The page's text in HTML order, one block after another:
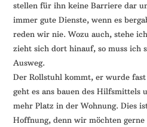
stellen für ihn keine Barriere dar
immer gute Dienste, wenn es
reden wir nie. Wozu auch, stehe
zieht sich dort hinauf, so muss ich
Ausweg.
Der Rollstuhl kommt, er wurde
geht es ans bauen des Hilfsmittels
mehr Platz in der Wohnung. Dies
Hoffnung, denn wir möchten gerne